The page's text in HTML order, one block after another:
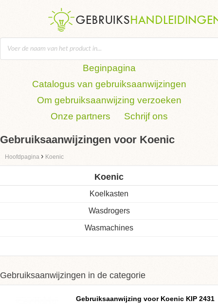
Beginpagina
Catalogus van gebruiksaanwijzingen
Om gebruiksaanwijzing verzoeken
Onze partners
Schrijf ons
Gebruiksaanwijzingen voor Koenic
Hoofdpagina › Koenic
Koenic
Koelkasten
Wasdrogers
Wasmachines
Gebruiksaanwijzingen in de categorie
Gebruiksaanwijzing voor Koenic KIP 2431